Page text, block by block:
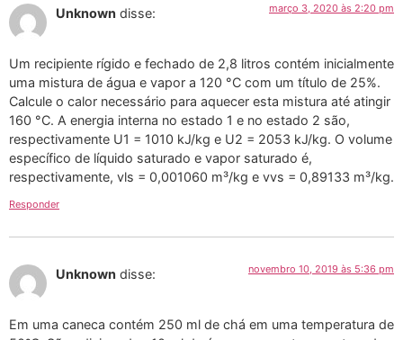
Unknown disse: março 3, 2020 às 2:20 pm
Um recipiente rígido e fechado de 2,8 litros contém inicialmente
uma mistura de água e vapor a 120 °C com um título de 25%.
Calcule o calor necessário para aquecer esta mistura até atingir
160 °C. A energia interna no estado 1 e no estado 2 são,
respectivamente U1 = 1010 kJ/kg e U2 = 2053 kJ/kg. O volume
específico de líquido saturado e vapor saturado é,
respectivamente, vls = 0,001060 m³/kg e vvs = 0,89133 m³/kg.
Responder
Unknown disse: novembro 10, 2019 às 5:36 pm
Em uma caneca contém 250 ml de chá em uma temperatura de